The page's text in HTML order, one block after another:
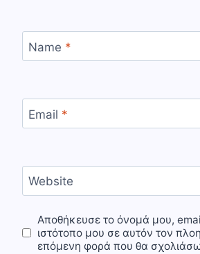
Name *
Email *
Website
Αποθήκευσε το όνομά μου,
ιστότοπο μου σε αυτόν τον
επόμενη φορά που θα